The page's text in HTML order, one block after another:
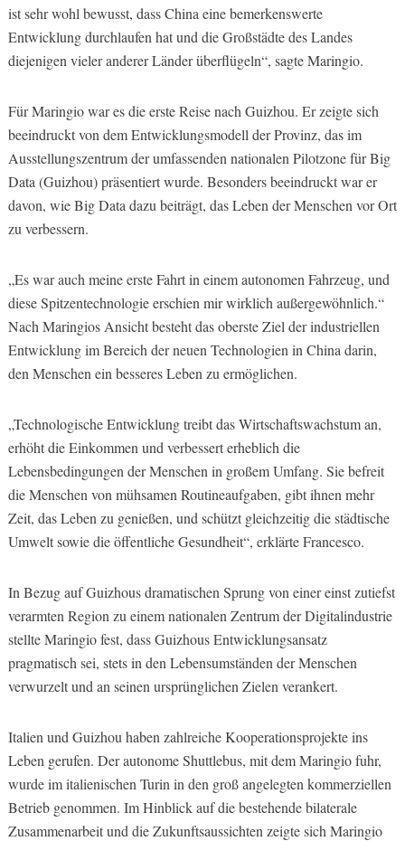
ist sehr wohl bewusst, dass China eine bemerkenswerte
Entwicklung durchlaufen hat und die Großstädte des Landes
diejenigen vieler anderer Länder überflügeln“, sagte Maringio.
Für Maringio war es die erste Reise nach Guizhou. Er zeigte sich
beeindruckt von dem Entwicklungsmodell der Provinz, das im
Ausstellungszentrum der umfassenden nationalen Pilotzone für Big
Data (Guizhou) präsentiert wurde. Besonders beeindruckt war er
davon, wie Big Data dazu beiträgt, das Leben der Menschen vor Ort
zu verbessern.
„Es war auch meine erste Fahrt in einem autonomen Fahrzeug, und
diese Spitzentechnologie erschien mir wirklich außergewöhnlich.“
Nach Maringios Ansicht besteht das oberste Ziel der industriellen
Entwicklung im Bereich der neuen Technologien in China darin,
den Menschen ein besseres Leben zu ermöglichen.
„Technologische Entwicklung treibt das Wirtschaftswachstum an,
erhöht die Einkommen und verbessert erheblich die
Lebensbedingungen der Menschen in großem Umfang. Sie befreit
die Menschen von mühsamen Routineaufgaben, gibt ihnen mehr
Zeit, das Leben zu genießen, und schützt gleichzeitig die städtische
Umwelt sowie die öffentliche Gesundheit“, erklärte Francesco.
In Bezug auf Guizhous dramatischen Sprung von einer einst zutiefst
verarmten Region zu einem nationalen Zentrum der Digitalindustrie
stellte Maringio fest, dass Guizhous Entwicklungsansatz
pragmatisch sei, stets in den Lebensumständen der Menschen
verwurzelt und an seinen ursprünglichen Zielen verankert.
Italien und Guizhou haben zahlreiche Kooperationsprojekte ins
Leben gerufen. Der autonome Shuttlebus, mit dem Maringio fuhr,
wurde im italienischen Turin in den groß angelegten kommerziellen
Betrieb genommen. Im Hinblick auf die bestehende bilaterale
Zusammenarbeit und die Zukunftsaussichten zeigte sich Maringio